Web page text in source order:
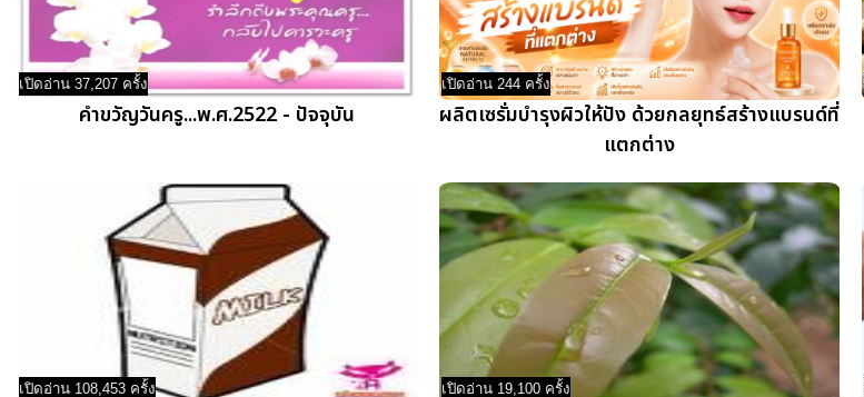
เปิดอ่าน 37,207 ครั้ง
คำขวัญวันครู...พ.ศ.2522 - ปัจจุบัน
เปิดอ่าน 244 ครั้ง
ผลิตเซรั่มบำรุงผิวให้ปัง ด้วยกลยุทธ์สร้างแบรนด์ที่
แตกต่าง
เปิดอ่าน 108,453 ครั้ง เปิดอ่าน 19,100 ครั้ง